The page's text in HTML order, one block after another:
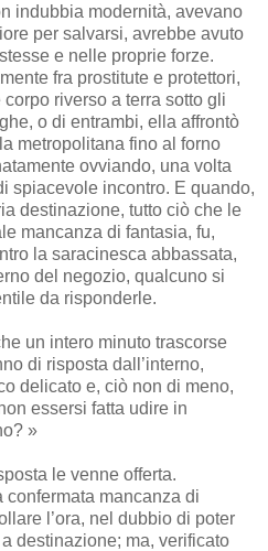
indubbia modernità, avevano
per salvarsi, avrebbe avuto
e nelle proprie forze.
fra prostitute e protettori,
riverso a terra sotto gli
o di entrambi, ella affrontò
metropolitana fino al forno
ovviando, una volta
spiacevole incontro. E quando,
destinazione, tutto ciò che le
mancanza di fantasia, fu,
la saracinesca abbassata,
del negozio, qualcuno si
da risponderle.
un intero minuto trascorse
di risposta dall’interno,
delicato e, ciò non di meno,
essersi fatta udire in
»
le venne offerta.
confermata mancanza di
l’ora, nel dubbio di poter
destinazione; ma, verificato